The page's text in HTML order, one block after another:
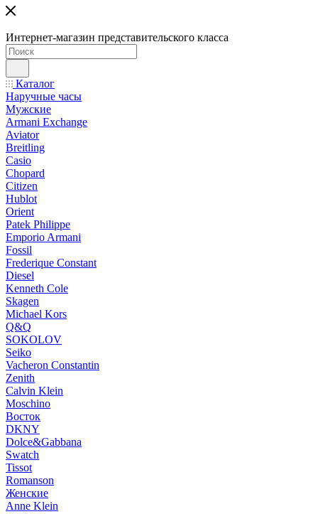
Интернет-магазин представительского класса
Каталог
Наручные часы
Мужские
Armani Exchange
Aviator
Breitling
Casio
Chopard
Citizen
Hublot
Orient
Patek Philippe
Emporio Armani
Fossil
Frederique Constant
Diesel
Kenneth Cole
Skagen
Michael Kors
Q&Q
SOKOLOV
Seiko
Vacheron Constantin
Zenith
Calvin Klein
Moschino
Восток
DKNY
Dolce&Gabbana
Swatch
Tissot
Romanson
Женские
Anne Klein